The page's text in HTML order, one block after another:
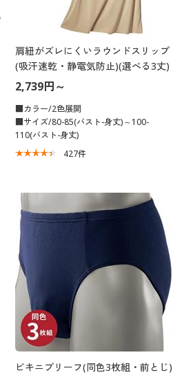
肩紐がズレにくいラウンドスリップ
(吸汗速乾・静電気防止)(選べる3丈)
2,739円～
■カラー/2色展開
■サイズ/80-85(バスト-身丈)～100-
110(バスト-身丈)
427件
ビキニブリーフ(同色3枚組・前とじ)